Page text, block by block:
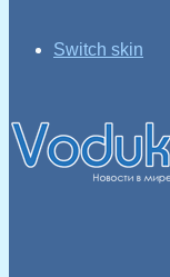
Switch skin